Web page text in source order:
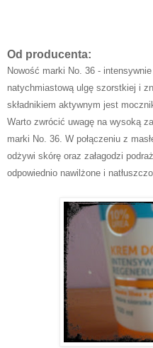
Od producenta:
Nowość marki No. 36 -
natychmiastową ulgę szorstkiej i
składnikiem aktywnym jest
Warto zwrócić uwagę na wysoką
marki No. 36. W połączeniu z
odżywi skórę oraz załagodzi
odpowiednio nawilżone i